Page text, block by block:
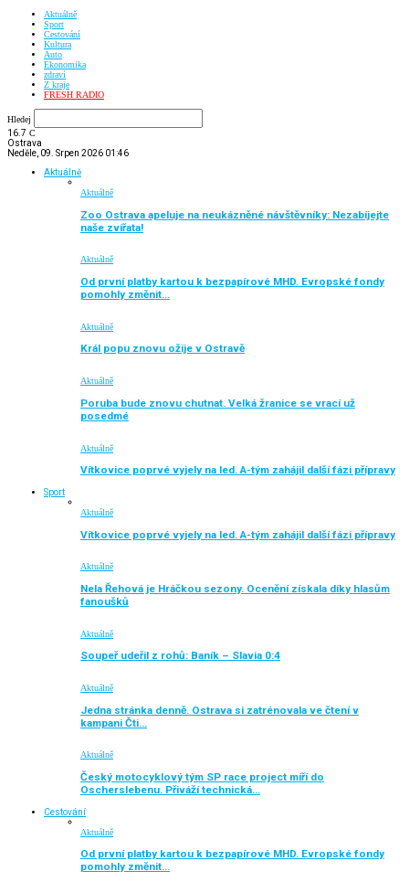
Aktuálně
Sport
Cestování
Kultura
Auto
Ekonomika
zdraví
Z kraje
FRESH RADIO
Hledej
16.7 C
Ostrava
Neděle, 09. Srpen 2026 01:46
Aktuálně
Aktuálně
Zoo Ostrava apeluje na neukázněné návštěvníky: Nezabíjejte
naše zvířata!
Aktuálně
Od první platby kartou k bezpapírové MHD. Evropské fondy
pomohly změnit…
Aktuálně
Král popu znovu ožije v Ostravě
Aktuálně
Poruba bude znovu chutnat. Velká žranice se vrací už
posedmé
Aktuálně
Vítkovice poprvé vyjely na led. A-tým zahájil další fázi přípravy
Sport
Aktuálně
Vítkovice poprvé vyjely na led. A-tým zahájil další fázi přípravy
Aktuálně
Nela Řehová je Hráčkou sezony. Ocenění získala díky hlasům
fanoušků
Aktuálně
Soupeř udeřil z rohů: Baník – Slavia 0:4
Aktuálně
Jedna stránka denně. Ostrava si zatrénovala ve čtení v
kampani Čti…
Aktuálně
Český motocyklový tým SP race project míří do
Oscherslebenu. Přiváží technická…
Cestování
Aktuálně
Od první platby kartou k bezpapírové MHD. Evropské fondy
pomohly změnit…